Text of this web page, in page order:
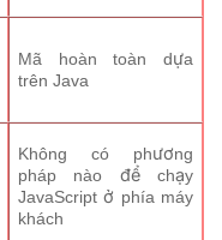
Mã hoàn toàn dựa
trên Java
Không có phương
pháp nào để chạy
JavaScript ở phía máy
khách